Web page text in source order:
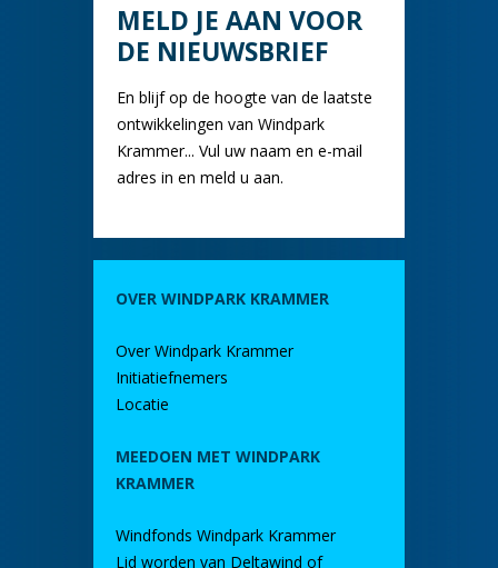
MELD JE AAN VOOR
DE NIEUWSBRIEF
En blijf op de hoogte van de laatste
ontwikkelingen van Windpark
Krammer... Vul uw naam en e-mail
adres in en meld u aan.
OVER WINDPARK KRAMMER
Over Windpark Krammer
Initiatiefnemers
Locatie
MEEDOEN MET WINDPARK
KRAMMER
Windfonds Windpark Krammer
Lid worden van Deltawind of